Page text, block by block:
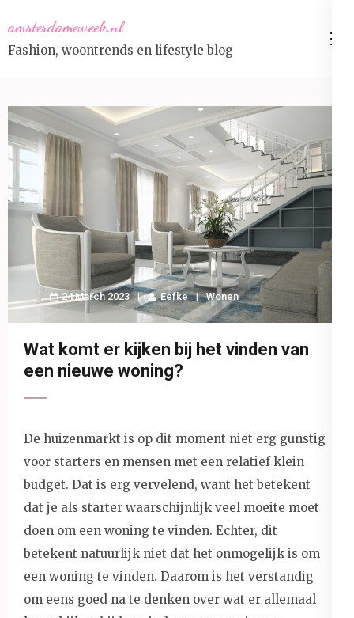
to
content
Enter)
amsterdameweek.nl
Fashion, woontrends en lifestyle blog
24 March 2023 Eefke Wonen
Wat komt er kijken bij het vinden van
een nieuwe woning?
De huizenmarkt is op dit moment niet erg gunstig
voor starters en mensen met een relatief klein
budget. Dat is erg vervelend, want het betekent
dat je als starter waarschijnlijk veel moeite moet
doen om een woning te vinden. Echter, dit
betekent natuurlijk niet dat het onmogelijk is om
een woning te vinden. Daarom is het verstandig
om eens goed na te denken over wat er allemaal